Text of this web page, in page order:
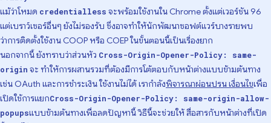
แม้ว่าโหมด credentialless จะพร้อมใช้งานใน Chrome ตั้งแต่เวอร์ชัน 96
แต่เบราว์เซอร์อื่นๆ ยังไม่รองรับ ซึ่งอาจทำให้นักพัฒนาซอฟต์แวร์บางรายพบ
ว่าการติดตั้งใช้งาน COOP หรือ COEP ในขั้นตอนนี้เป็นเรื่องยาก
นอกจากนี้ ยังทราบว่าส่วนหัว Cross-Origin-Opener-Policy: same-
origin จะ ทําให้การผสานรวมที่ต้องมีการโต้ตอบกับหน้าต่างแบบข้ามต้นทาง
เช่น OAuth และการชําระเงิน ใช้งานไม่ได้ เรากำลังพิจารณาผ่อนปรน เงื่อนไขเพื่อ
เปิดใช้การแยกCross-Origin-Opener-Policy: same-origin-allow-
popupsแบบข้ามต้นทางเพื่อลดปัญหานี้ วิธีนี้จะช่วยให้ สื่อสารกับหน้าต่างที่เปิด